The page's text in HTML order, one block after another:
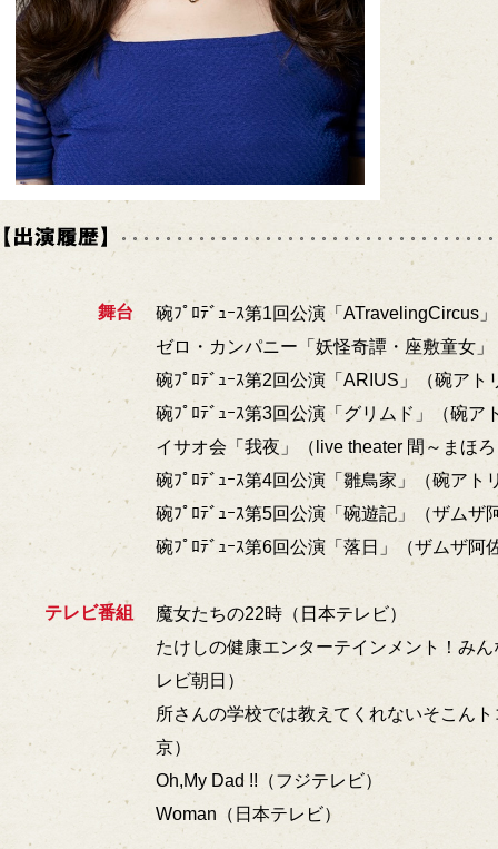
舞台
碗ﾌﾟﾛﾃﾞｭｰｽ第1回公演「ATravelingCircus
ゼロ・カンパニー「妖怪奇譚・座敷童女
碗ﾌﾟﾛﾃﾞｭｰｽ第2回公演「ARIUS」（碗アト
碗ﾌﾟﾛﾃﾞｭｰｽ第3回公演「グリムド」（碗ア
イサオ会「我夜」（live theater 間～まほ
碗ﾌﾟﾛﾃﾞｭｰｽ第4回公演「雛鳥家」（碗アト
碗ﾌﾟﾛﾃﾞｭｰｽ第5回公演「碗遊記」（ザムザ
碗ﾌﾟﾛﾃﾞｭｰｽ第6回公演「落日」（ザムザ阿
テレビ番組
魔女たちの22時（日本テレビ）
たけしの健康エンターテインメント！み
レビ朝日）
所さんの学校では教えてくれないそこん
京）
Oh,My Dad !!（フジテレビ）
Woman（日本テレビ）